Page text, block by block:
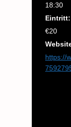
18:30
Eintritt:
€20
https://